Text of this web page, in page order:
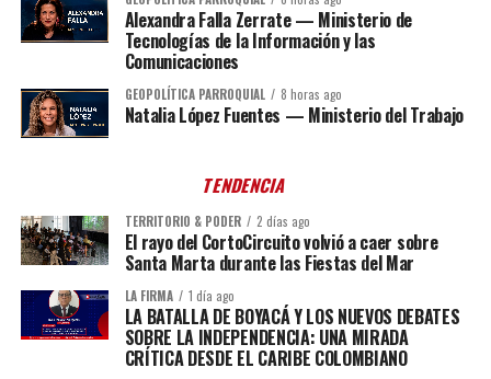
Alexandra Falla Zerrate — Ministerio de
Tecnologías de la Información y las
Comunicaciones
GEOPOLÍTICA PARROQUIAL 8 horas ago
Natalia López Fuentes — Ministerio del Trabajo
TENDENCIA
TERRITORIO & PODER 2 días ago
El rayo del CortoCircuito volvió a caer sobre
Santa Marta durante las Fiestas del Mar
LA FIRMA 1 día ago
LA BATALLA DE BOYACÁ Y LOS NUEVOS DEBATES
SOBRE LA INDEPENDENCIA: UNA MIRADA
CRÍTICA DESDE EL CARIBE COLOMBIANO